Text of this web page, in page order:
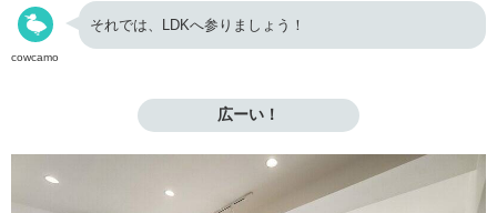
cowcamo
それでは、LDKへ参りましょう！
広ーい！